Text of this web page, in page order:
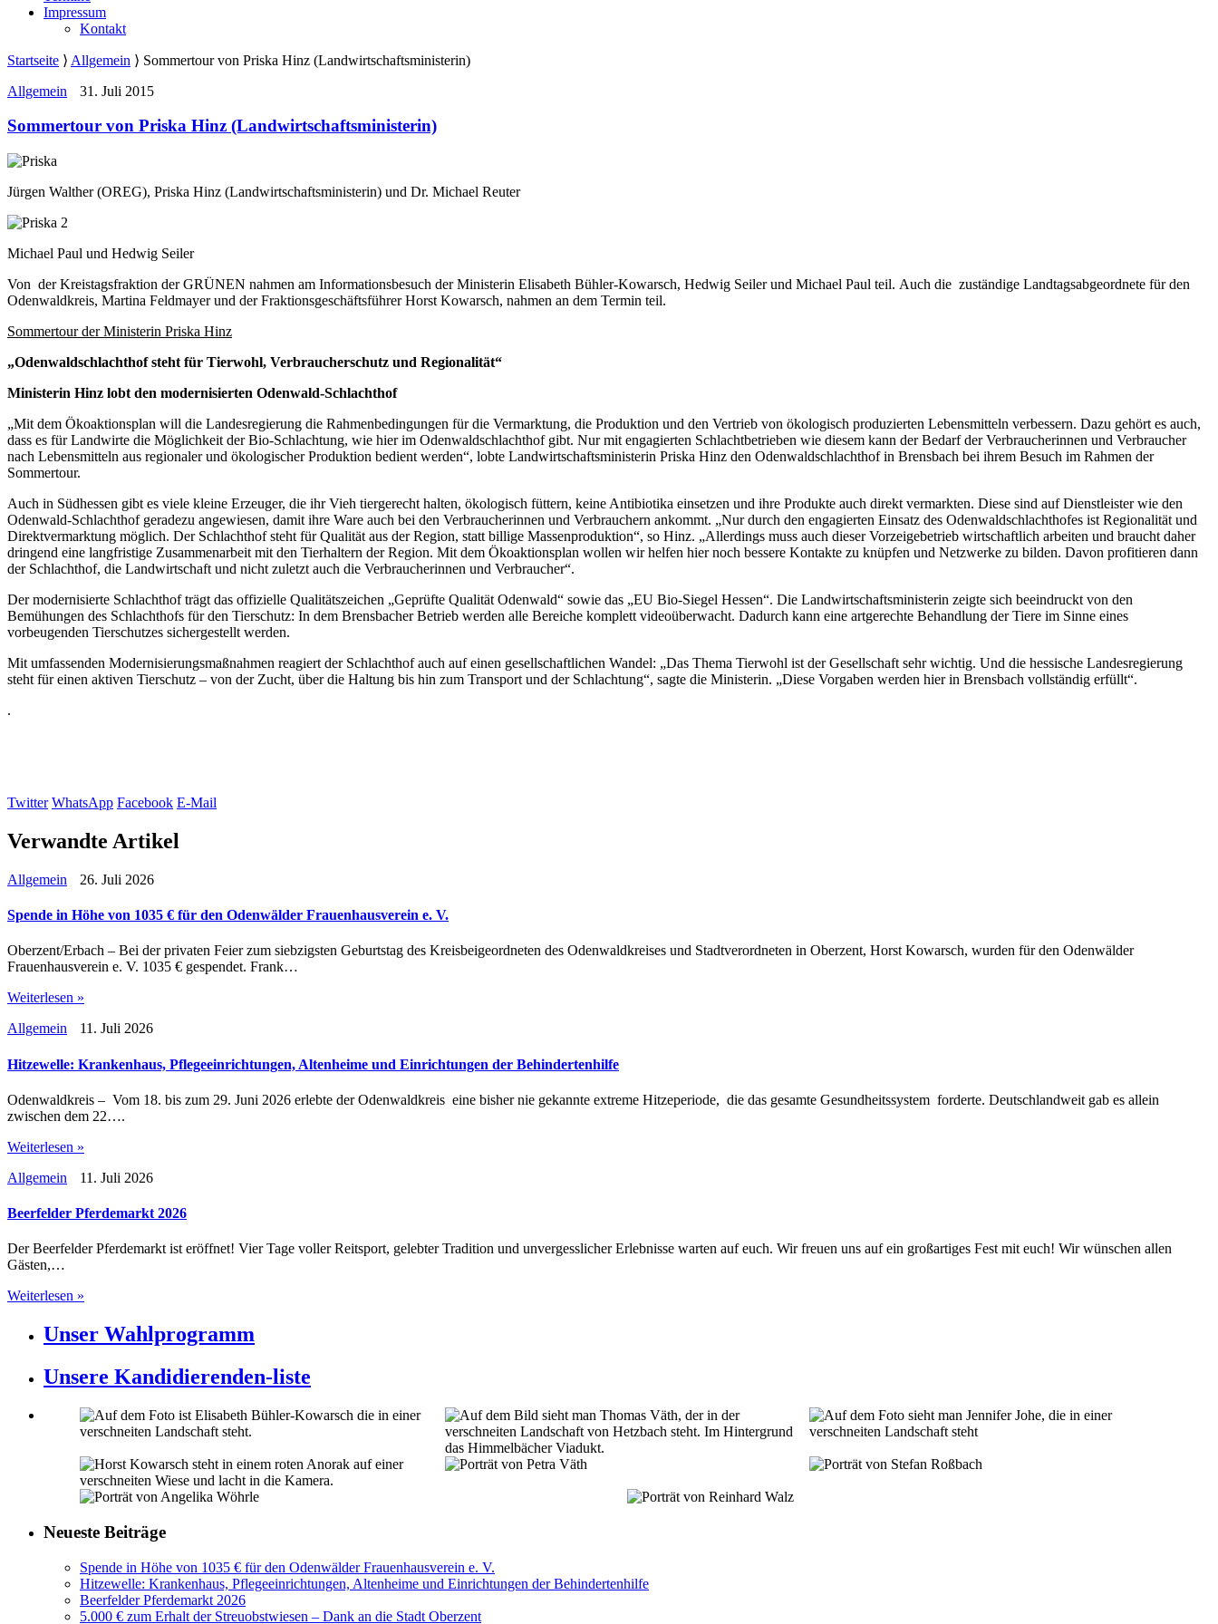
Impressum
Kontakt
Startseite ⟩ Allgemein ⟩ Sommertour von Priska Hinz (Landwirtschaftsministerin)
Allgemein
31. Juli 2015
Sommertour von Priska Hinz (Landwirtschaftsministerin)
Jürgen Walther (OREG), Priska Hinz (Landwirtschaftsministerin) und Dr. Michael Reuter
Michael Paul und Hedwig Seiler
Von der Kreistagsfraktion der GRÜNEN nahmen am Informationsbesuch der Ministerin Elisabeth Bühler-Kowarsch, Hedwig Seiler und Michael Paul teil. Auch die zuständige Landtagsabgeordnete für den
Odenwaldkreis, Martina Feldmayer und der Fraktionsgeschäftsführer Horst Kowarsch, nahmen an dem Termin teil.
Sommertour der Ministerin Priska Hinz
„Odenwaldschlachthof steht für Tierwohl, Verbraucherschutz und Regionalität“
Ministerin Hinz lobt den modernisierten Odenwald-Schlachthof
„Mit dem Ökoaktionsplan will die Landesregierung die Rahmenbedingungen für die Vermarktung, die Produktion und den Vertrieb von ökologisch produzierten Lebensmitteln verbessern. Dazu gehört es auch,
dass es für Landwirte die Möglichkeit der Bio-Schlachtung, wie hier im Odenwaldschlachthof gibt. Nur mit engagierten Schlachtbetrieben wie diesem kann der Bedarf der Verbraucherinnen und Verbraucher
nach Lebensmitteln aus regionaler und ökologischer Produktion bedient werden“, lobte Landwirtschaftsministerin Priska Hinz den Odenwaldschlachthof in Brensbach bei ihrem Besuch im Rahmen der
Sommertour.
Auch in Südhessen gibt es viele kleine Erzeuger, die ihr Vieh tiergerecht halten, ökologisch füttern, keine Antibiotika einsetzen und ihre Produkte auch direkt vermarkten. Diese sind auf Dienstleister wie den
Odenwald-Schlachthof geradezu angewiesen, damit ihre Ware auch bei den Verbraucherinnen und Verbrauchern ankommt. „Nur durch den engagierten Einsatz des Odenwaldschlachthofes ist Regionalität und
Direktvermarktung möglich. Der Schlachthof steht für Qualität aus der Region, statt billige Massenproduktion“, so Hinz. „Allerdings muss auch dieser Vorzeigebetrieb wirtschaftlich arbeiten und braucht daher
dringend eine langfristige Zusammenarbeit mit den Tierhaltern der Region. Mit dem Ökoaktionsplan wollen wir helfen hier noch bessere Kontakte zu knüpfen und Netzwerke zu bilden. Davon profitieren dann
der Schlachthof, die Landwirtschaft und nicht zuletzt auch die Verbraucherinnen und Verbraucher“.
Der modernisierte Schlachthof trägt das offizielle Qualitätszeichen „Geprüfte Qualität Odenwald“ sowie das „EU Bio-Siegel Hessen“. Die Landwirtschaftsministerin zeigte sich beeindruckt von den
Bemühungen des Schlachthofs für den Tierschutz: In dem Brensbacher Betrieb werden alle Bereiche komplett videoüberwacht. Dadurch kann eine artgerechte Behandlung der Tiere im Sinne eines
vorbeugenden Tierschutzes sichergestellt werden.
Mit umfassenden Modernisierungsmaßnahmen reagiert der Schlachthof auch auf einen gesellschaftlichen Wandel: „Das Thema Tierwohl ist der Gesellschaft sehr wichtig. Und die hessische Landesregierung
steht für einen aktiven Tierschutz – von der Zucht, über die Haltung bis hin zum Transport und der Schlachtung“, sagte die Ministerin. „Diese Vorgaben werden hier in Brensbach vollständig erfüllt“.
.
Twitter WhatsApp Facebook E-Mail
Verwandte Artikel
Allgemein 26. Juli 2026
Spende in Höhe von 1035 € für den Odenwälder Frauenhausverein e. V.
Oberzent/Erbach – Bei der privaten Feier zum siebzigsten Geburtstag des Kreisbeigeordneten des Odenwaldkreises und Stadtverordneten in Oberzent, Horst Kowarsch, wurden für den Odenwälder
Frauenhausverein e. V. 1035 € gespendet. Frank…
Weiterlesen »
Allgemein
11. Juli 2026
Hitzewelle: Krankenhaus, Pflegeeinrichtungen, Altenheime und Einrichtungen der Behindertenhilfe
Odenwaldkreis – Vom 18. bis zum 29. Juni 2026 erlebte der Odenwaldkreis eine bisher nie gekannte extreme Hitzeperiode, die das gesamte Gesundheitssystem forderte. Deutschlandweit gab es allein
zwischen dem 22….
Weiterlesen »
Allgemein
11. Juli 2026
Beerfelder Pferdemarkt 2026
Der Beerfelder Pferdemarkt ist eröffnet! Vier Tage voller Reitsport, gelebter Tradition und unvergesslicher Erlebnisse warten auf euch. Wir freuen uns auf ein großartiges Fest mit euch! Wir wünschen allen
Gästen,…
Weiterlesen »
Unser Wahlprogramm
Unsere Kandidierenden-liste
Neueste Beiträge
Spende in Höhe von 1035 € für den Odenwälder Frauenhausverein e. V.
Hitzewelle: Krankenhaus, Pflegeeinrichtungen, Altenheime und Einrichtungen der Behindertenhilfe
Beerfelder Pferdemarkt 2026
5.000 € zum Erhalt der Streuobstwiesen – Dank an die Stadt Oberzent